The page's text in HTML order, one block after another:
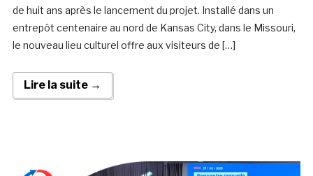
de huit ans après le lancement du projet. Installé dans un
entrepôt centenaire au nord de Kansas City, dans le Missouri,
le nouveau lieu culturel offre aux visiteurs de […]
Lire la suite →